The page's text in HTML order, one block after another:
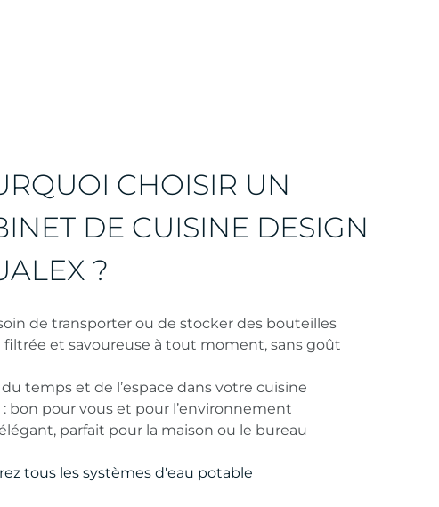
CHOISIR UN
DE CUISINE DESIGN
?
de transporter ou de stocker des bouteilles
filtrée et savoureuse à tout moment, sans goût
temps et de l’espace dans votre cuisine
: bon pour vous et pour l’environnement
parfait pour la maison ou le bureau
tous les systèmes d'eau potable